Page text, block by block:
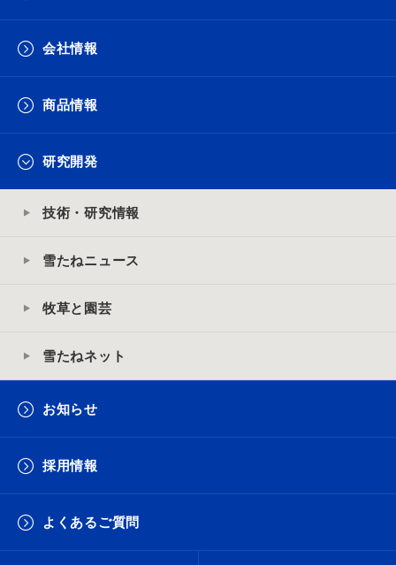
会社情報
商品情報
研究開発
技術・研究情報
雪たねニュース
牧草と園芸
雪たねネット
お知らせ
採用情報
よくあるご質問